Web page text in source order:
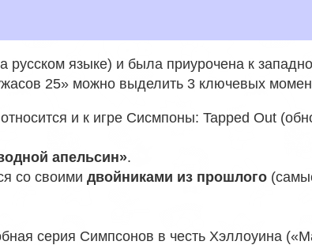
русском языке) и была приурочена к
25» можно выделить 3 ключевых
и к игре Сисмпоны: Tapped Out
апельсин».
со своими двойниками из прошлого
серия Симпсонов в честь Хэллоуина